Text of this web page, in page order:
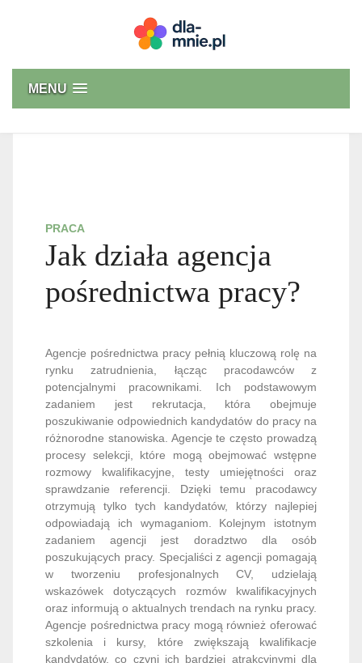
MENU
PRACA
Jak działa agencja
pośrednictwa pracy?
Agencje pośrednictwa pracy pełnią kluczową rolę na
rynku zatrudnienia, łącząc pracodawców z
potencjalnymi pracownikami. Ich podstawowym
zadaniem jest rekrutacja, która obejmuje
poszukiwanie odpowiednich kandydatów do pracy na
różnorodne stanowiska. Agencje te często prowadzą
procesy selekcji, które mogą obejmować wstępne
rozmowy kwalifikacyjne, testy umiejętności oraz
sprawdzanie referencji. Dzięki temu pracodawcy
otrzymują tylko tych kandydatów, którzy najlepiej
odpowiadają ich wymaganiom. Kolejnym istotnym
zadaniem agencji jest doradztwo dla osób
poszukujących pracy. Specjaliści z agencji pomagają
w tworzeniu profesjonalnych CV, udzielają
wskazówek dotyczących rozmów kwalifikacyjnych
oraz informują o aktualnych trendach na rynku pracy.
Agencje pośrednictwa pracy mogą również oferować
szkolenia i kursy, które zwiększają kwalifikacje
kandydatów, co czyni ich bardziej atrakcyjnymi dla